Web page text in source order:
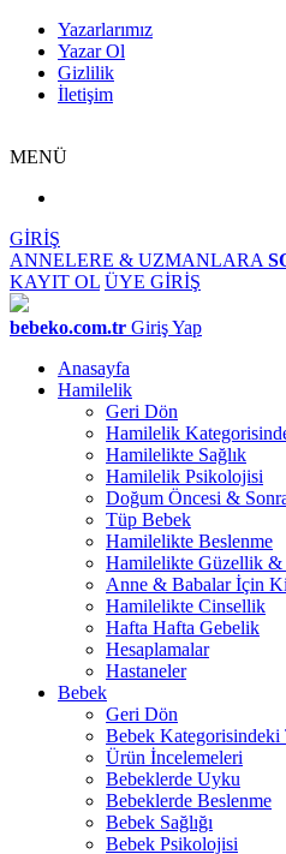
Yazarlarımız
Yazar Ol
Gizlilik
İletişim
MENÜ
GİRİŞ
ANNELERE & UZMANLARA
KAYIT OL ÜYE GİRİŞ
bebeko.com.tr Giriş Yap
Anasayfa
Hamilelik
Geri Dön
Hamilelik
Hamilelikte Sağlık
Hamilelik Psikolojisi
Doğum Öncesi &
Tüp Bebek
Hamilelikte Beslenme
Hamilelikte Güzellik &
Anne & Babalar İçin
Hamilelikte Cinsellik
Hafta Hafta Gebelik
Hesaplamalar
Hastaneler
Bebek
Geri Dön
Bebek
Ürün İncelemeleri
Bebeklerde Uyku
Bebeklerde Beslenme
Bebek Sağlığı
Bebek Psikolojisi